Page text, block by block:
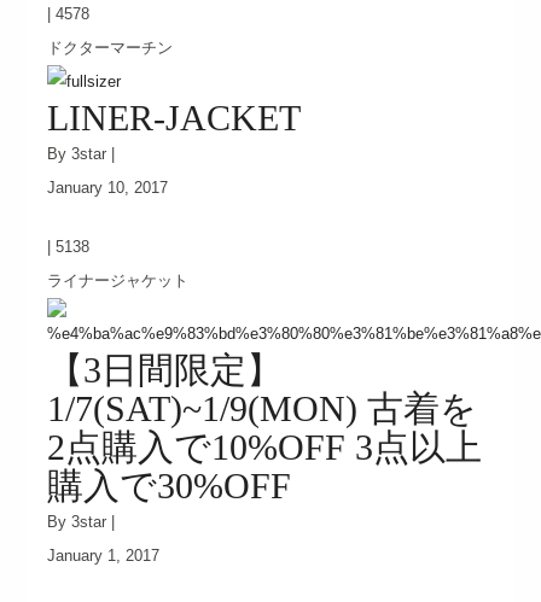
| 4578
ドクターマーチン
LINER-JACKET
By 3star |
January 10, 2017
| 5138
ライナージャケット
【3日間限定】
1/7(SAT)~1/9(MON) 古着を
2点購入で10%OFF 3点以上
購入で30%OFF
By 3star |
January 1, 2017